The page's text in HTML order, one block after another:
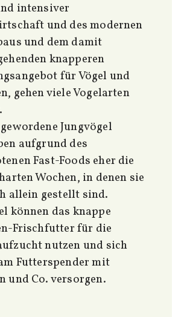
intensiver
und des modernen
und dem damit
knapperen
für Vögel und
gehen viele Vogelarten
Jungvögel
aufgrund des
Fast-Foods eher die
Wochen, in denen sie
allein gestellt sind.
können das knappe
Frischfutter für die
nutzen und sich
Futterspender mit
und Co. versorgen.